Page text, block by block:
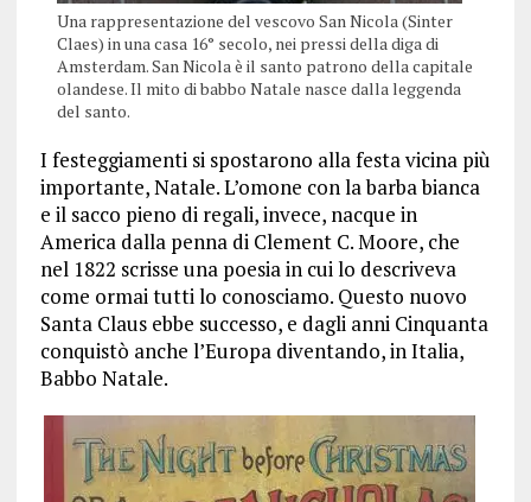
Una rappresentazione del vescovo San Nicola (Sinter
Claes) in una casa 16° secolo, nei pressi della diga di
Amsterdam. San Nicola è il santo patrono della capitale
olandese. Il mito di babbo Natale nasce dalla leggenda
del santo.
I festeggiamenti si spostarono alla festa vicina più
importante, Natale. L’omone con la barba bianca
e il sacco pieno di regali, invece, nacque in
America dalla penna di Clement C. Moore, che
nel 1822 scrisse una poesia in cui lo descriveva
come ormai tutti lo conosciamo. Questo nuovo
Santa Claus ebbe successo, e dagli anni Cinquanta
conquistò anche l’Europa diventando, in Italia,
Babbo Natale.